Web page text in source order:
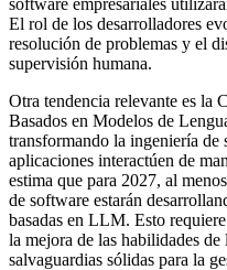
El rol de los desarrolladores
resolución de problemas y el
supervisión humana.
Otra tendencia relevante es la
Basados en Modelos de
transformando la ingeniería
aplicaciones interactúen de
estima que para 2027, al
de software estarán
basadas en LLM. Esto
la mejora de las habilidades
salvaguardias sólidas para la